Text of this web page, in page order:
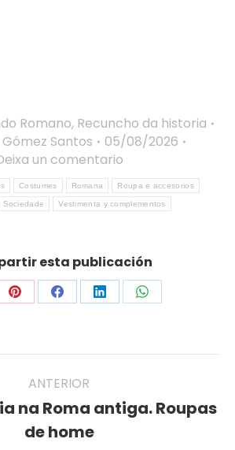
Romano, Recuncho da historia
Santos
05/08/2026
un comentario
Costumes Romana Roupa e accesorios
Sociedade Vestimenta y complementos
esta publicación
Share
Pinterest
Share
Facebook
Share
LinkedIn
Share
WhatsApp
ANTERIOR
Previous
post:
na Roma antiga. Roupas
de home